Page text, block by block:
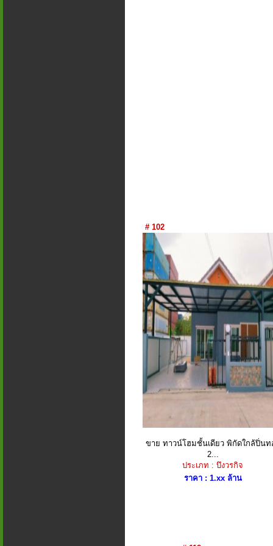
# 102
ขาย ทาวน์โฮมชั้นเดียว พิกัดใกล้ปิ่นท
2...
ประเภท : บึงวรกิจ
ราคา : 1.xx ล้าน